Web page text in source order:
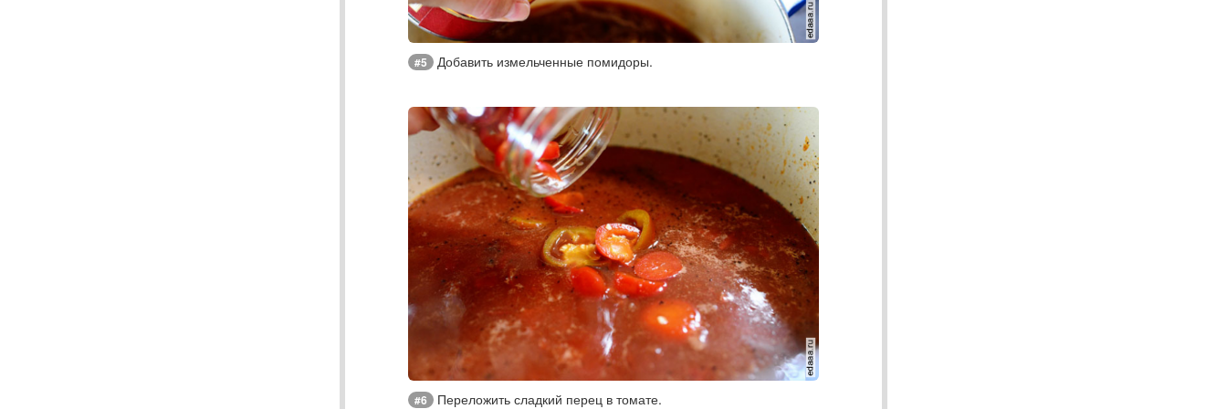
#5 Добавить измельченные помидоры.
#6 Переложить сладкий перец в томате.